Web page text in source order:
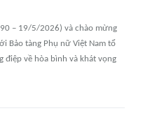
– 19/5/2026) và chào mừng
Bảo tàng Phụ nữ Việt Nam tổ
về hòa bình và khát vọng